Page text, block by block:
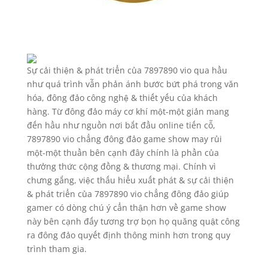
Sự cải thiện & phát triển của 7897890 vio qua hầu
như quá trình vẫn phản ánh bước bứt phá trong văn
hóa, đông đảo công nghệ & thiết yếu của khách
hàng. Từ đông đảo máy cơ khí một-một giản mang
đến hầu như nguồn nơi bắt đầu online tiến cỗ,
7897890 vio chẳng đông đảo game show may rủi
một-một thuần bên cạnh đây chính là phần của
thưởng thức cộng đồng & thương mại. Chính vì
chưng gắng, việc thấu hiểu xuất phát & sự cải thiện
& phát triển của 7897890 vio chẳng đông đảo giúp
gamer có dòng chú ý cẩn thận hơn về game show
này bên cạnh đấy tương trợ bọn họ quăng quật công
ra đông đảo quyết định thông minh hơn trong quy
trình tham gia.